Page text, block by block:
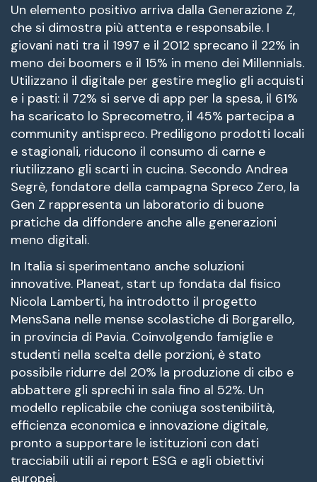
Un elemento positivo arriva dalla Generazione Z,
che si dimostra più attenta e responsabile. I
giovani nati tra il 1997 e il 2012 sprecano il 22% in
meno dei boomers e il 15% in meno dei Millennials.
Utilizzano il digitale per gestire meglio gli acquisti
e i pasti: il 72% si serve di app per la spesa, il 61%
ha scaricato lo Sprecometro, il 45% partecipa a
community antispreco. Prediligono prodotti locali
e stagionali, riducono il consumo di carne e
riutilizzano gli scarti in cucina. Secondo Andrea
Segrè, fondatore della campagna Spreco Zero, la
Gen Z rappresenta un laboratorio di buone
pratiche da diffondere anche alle generazioni
meno digitali.
In Italia si sperimentano anche soluzioni
innovative. Planeat, start up fondata dal fisico
Nicola Lamberti, ha introdotto il progetto
MensSana nelle mense scolastiche di Borgarello,
in provincia di Pavia. Coinvolgendo famiglie e
studenti nella scelta delle porzioni, è stato
possibile ridurre del 20% la produzione di cibo e
abbattere gli sprechi in sala fino al 52%. Un
modello replicabile che coniuga sostenibilità,
efficienza economica e innovazione digitale,
pronto a supportare le istituzioni con dati
tracciabili utili ai report ESG e agli obiettivi
europei.